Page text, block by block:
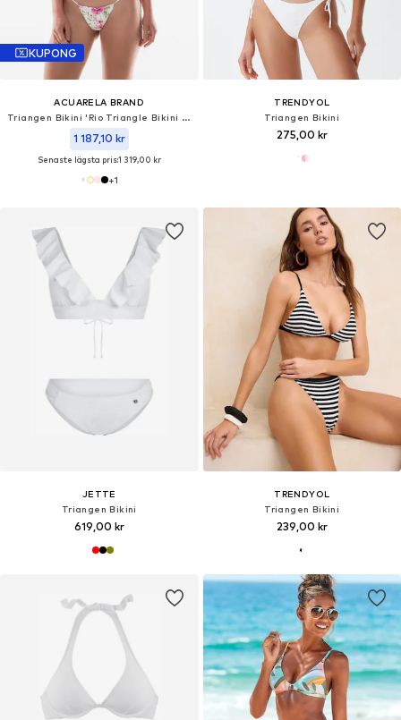
KUPONG
ACUARELA BRAND
Triangen Bikini 'Rio Triangle Bikini Set'
1 187,10 kr
Senaste lägsta pris:1 319,00 kr
+1
TRENDYOL
Triangen Bikini
275,00 kr
JETTE
Triangen Bikini
619,00 kr
TRENDYOL
Triangen Bikini
239,00 kr